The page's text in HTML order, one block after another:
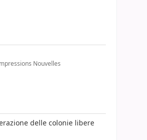
Nouvelles
delle colonie libere